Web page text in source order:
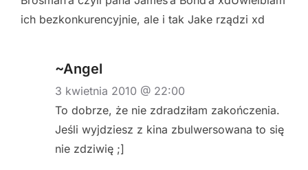
ich bezkonkurencyjnie, ale i tak Jake rządzi xd
~Angel
3 kwietnia 2010 @ 22:00
To dobrze, że nie zdradziłam zakończenia.
Jeśli wyjdziesz z kina zbulwersowana to się
nie zdziwię ;]